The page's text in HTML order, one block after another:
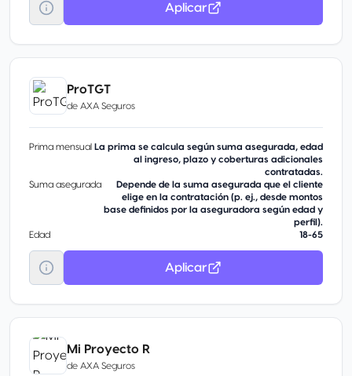
Aplicar
ProTGT
de AXA Seguros
Prima mensual La prima se calcula según suma asegurada, edad
al ingreso, plazo y coberturas adicionales
contratadas.
Suma asegurada
Depende de la suma asegurada que el cliente
elige en la contratación (p. ej., desde montos
base definidos por la aseguradora según edad y
perfil).
Edad
18-65
Aplicar
Mi Proyecto R
de AXA Seguros